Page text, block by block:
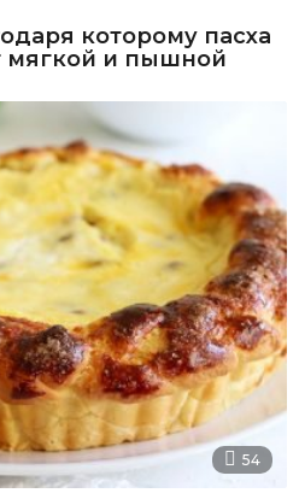
которому пасха
мягкой и пышной
54